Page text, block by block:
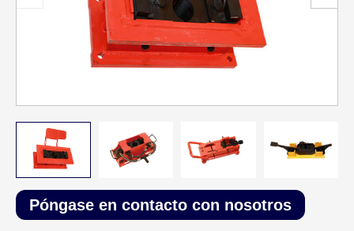
Póngase en contacto con nosotros